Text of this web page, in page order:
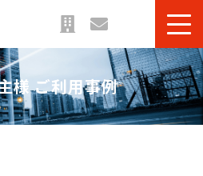
ビス一覧
目的別 一覧
のお客様へ
様 ご利用事例